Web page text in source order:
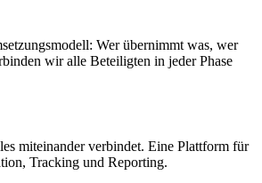
Wer übernimmt was, wer
wir alle Beteiligten in jeder Phase
miteinander verbindet. Eine Plattform für
Tracking und Reporting.